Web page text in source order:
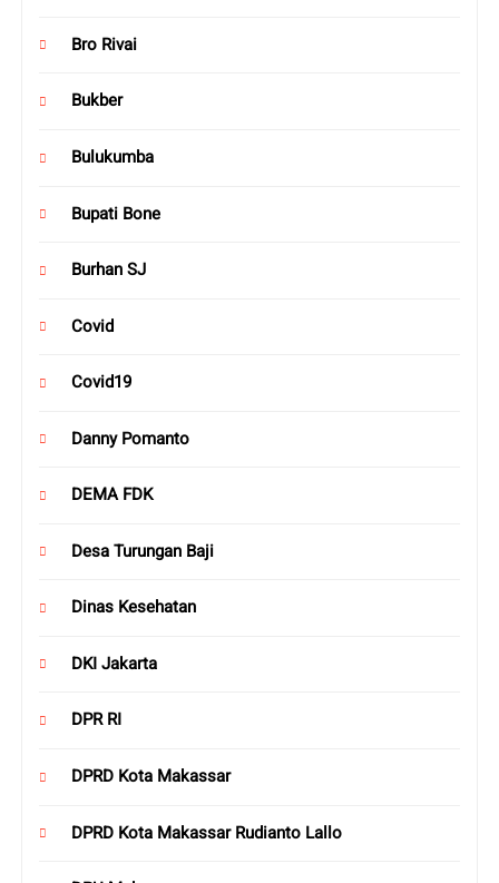
Bro Rivai
Bukber
Bulukumba
Bupati Bone
Burhan SJ
Covid
Covid19
Danny Pomanto
DEMA FDK
Desa Turungan Baji
Dinas Kesehatan
DKI Jakarta
DPR RI
DPRD Kota Makassar
DPRD Kota Makassar Rudianto Lallo